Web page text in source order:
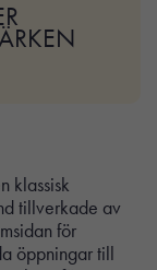
klassisk
tillverkade av
för
öppningar till